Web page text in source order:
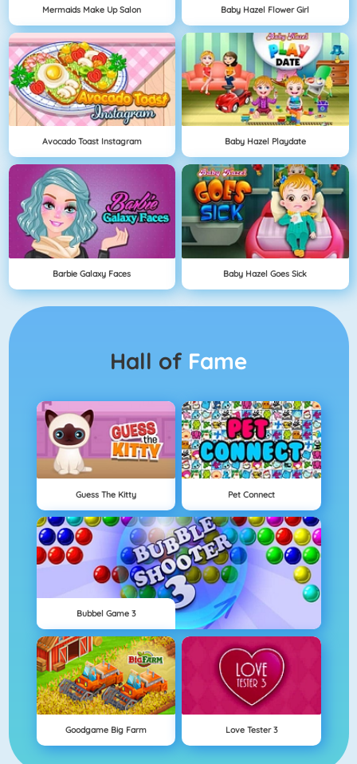
Mermaids Make Up Salon Baby Hazel Flower Girl
Avocado Toast Instagram Baby Hazel Playdate
Barbie Galaxy Faces Baby Hazel Goes Sick
Hall of Fame
Guess The Kitty Pet Connect
Bubbel Game 3
Goodgame Big Farm Love Tester 3